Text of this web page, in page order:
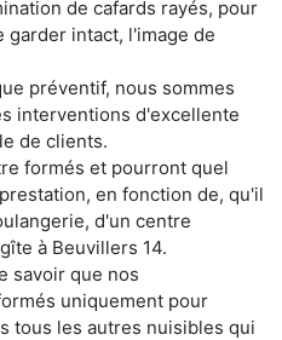
de cafards rayés, pour
intact, l'image de
préventif, nous sommes
interventions d'excellente
de clients.
formés et pourront quel
en fonction de, qu'il
d'un centre
à Beuvillers 14.
savoir que nos
uniquement pour
tous les autres nuisibles qui